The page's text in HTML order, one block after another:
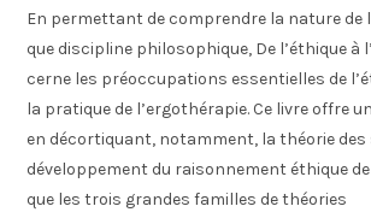
En permettant de comprendre la nature de
que discipline philosophique, De l’éthique à
cerne les préoccupations essentielles de
la pratique de l’ergothérapie. Ce livre offre
en décortiquant, notamment, la théorie des
développement du raisonnement éthique
que les trois grandes familles de théories